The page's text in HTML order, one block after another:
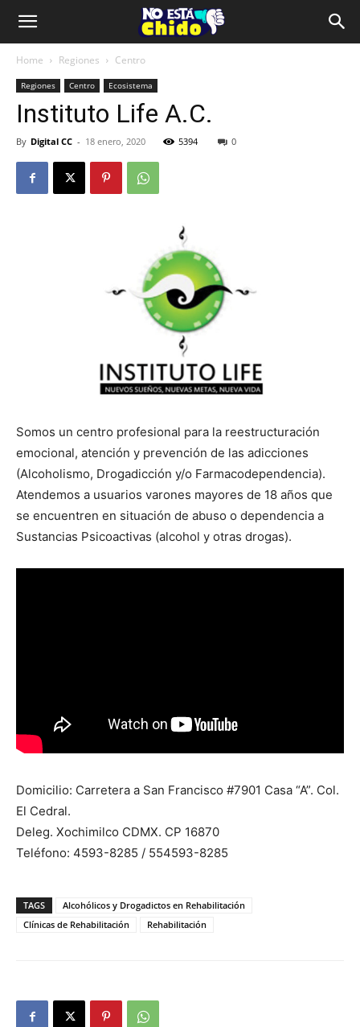
Home Regiones Centro
Regiones Centro Ecosistema
Instituto Life A.C.
By Digital CC - 18 enero, 2020 5394 0
Somos un centro profesional para la reestructuración
emocional, atención y prevención de las adicciones
(Alcoholismo, Drogadicción y/o Farmacodependencia).
Atendemos a usuarios varones mayores de 18 años que
se encuentren en situación de abuso o dependencia a
Sustancias Psicoactivas (alcohol y otras drogas).
Domicilio: Carretera a San Francisco #7901 Casa “A”. Col.
El Cedral.
Deleg. Xochimilco CDMX. CP 16870
Teléfono: 4593-8285 / 554593-8285
TAGS
Alcohólicos y Drogadictos en Rehabilitación
Clínicas de Rehabilitación
Rehabilitación